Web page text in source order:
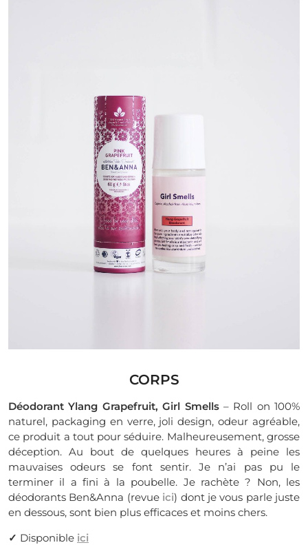
CORPS
Déodorant Ylang Grapefruit, Girl Smells– Roll on 100%
naturel, packaging en verre, joli design, odeur agréable,
ce produit a tout pour séduire. Malheureusement, grosse
déception. Au bout de quelques heures à peine les
mauvaises odeurs se font sentir. Je n’ai pas pu le
terminer il a fini à la poubelle. Je rachète ? Non, les
déodorants Ben&Anna (revue ici) dont je vous parle juste
en dessous, sont bien plus efficaces et moins chers.
✓ Disponible ici